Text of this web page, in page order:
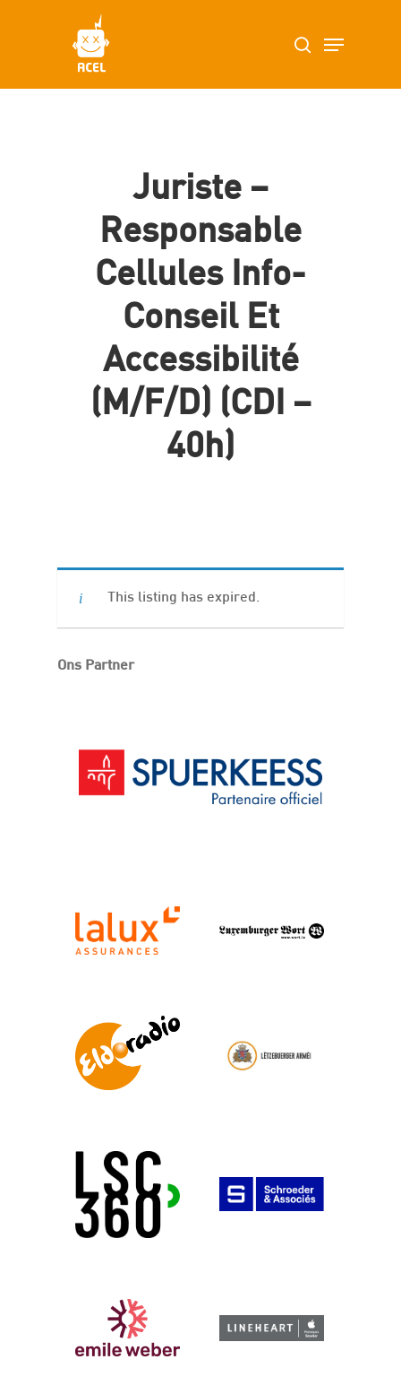
search
Juriste –
Responsable
Cellules Info-
Conseil Et
Accessibilité
(m/f/d) (CDI –
40h)
This listing has expired.
Ons Partner